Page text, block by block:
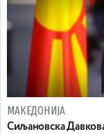
МАКЕДОНИЈА
Сиљановска